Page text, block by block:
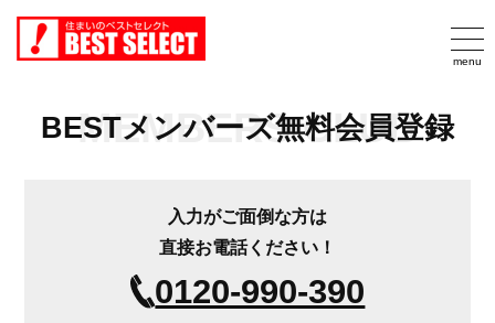
BESTメンバーズ無料会員登録
MEMBERS CLUB
入力がご面倒な方は
直接お電話ください！
0120-990-390